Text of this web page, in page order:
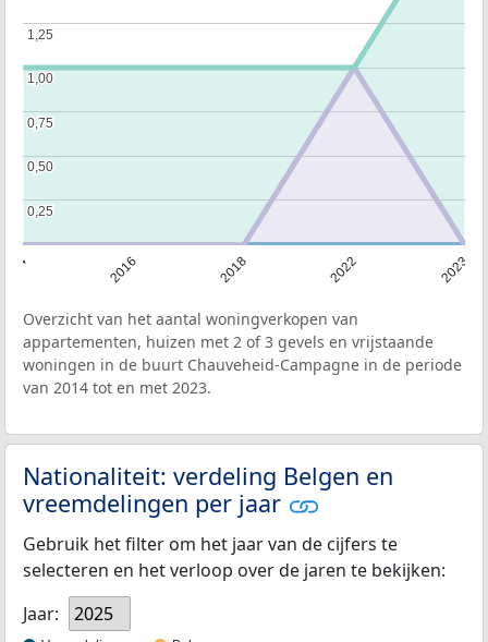
2016 2018 2022 2023
0,25
0,25
0,50
0,50
0,75
0,75
1,00
1,00
1,25
1,25
Overzicht van het aantal woningverkopen van
appartementen, huizen met 2 of 3 gevels en vrijstaande
woningen in de buurt Chauveheid-Campagne in de periode
van 2014 tot en met 2023.
Nationaliteit: verdeling Belgen en
vreemdelingen per jaar
Gebruik het filter om het jaar van de cijfers te
selecteren en het verloop over de jaren te bekijken:
Jaar:
2025